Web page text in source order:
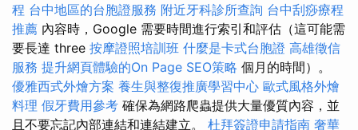
程 台中地區的台胞證服務 附近牙科診所查詢 台中刮痧療程
推薦 內容時，Google 需要時間進行索引和評估（這可能需
要長達 three 按摩證照培訓班 什麼是卡式台胞證 高雄徵信
服務 提升網頁體驗的On Page SEO策略 個月的時間）。
優雅西式外燴方案 養生與整復推廣學習中心 歐式風格外燴
料理 假牙費用參考 確保為網路爬蟲提供大量優質內容，並
且不要忘記內部連結和連結建立。 杜拜簽證申請指南 奢華